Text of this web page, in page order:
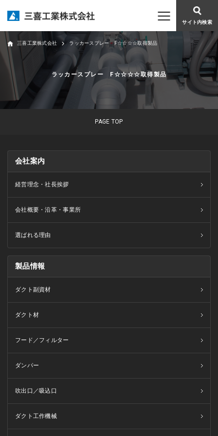
サイト内検索
ラッカースプレー F☆☆☆☆取得製品
三喜工業株式会社 ラッカースプレー F☆☆☆☆取得製品
PAGE TOP
会社案内
経営理念・社長挨拶
会社概要・沿革・事業所
選ばれる理由
製品情報
ダクト副資材
ダクト材
フード／フィルター
ダンパー
吹出口／吸込口
ダクト工作機械